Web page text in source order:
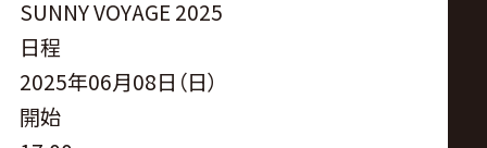
サ
イ
SUNNY VOYAGE 2025
日程
2025年06月08日（日）
開始